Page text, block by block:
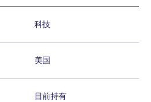
科技
美国
目前持有